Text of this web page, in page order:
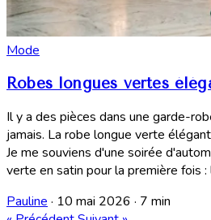
Mode
Robes longues vertes
Il y a des pièces dans une garde-
jamais. La robe longue verte
Je me souviens d'une soirée
verte en satin pour la première fois :
Pauline · 10 mai 2026 · 7 min